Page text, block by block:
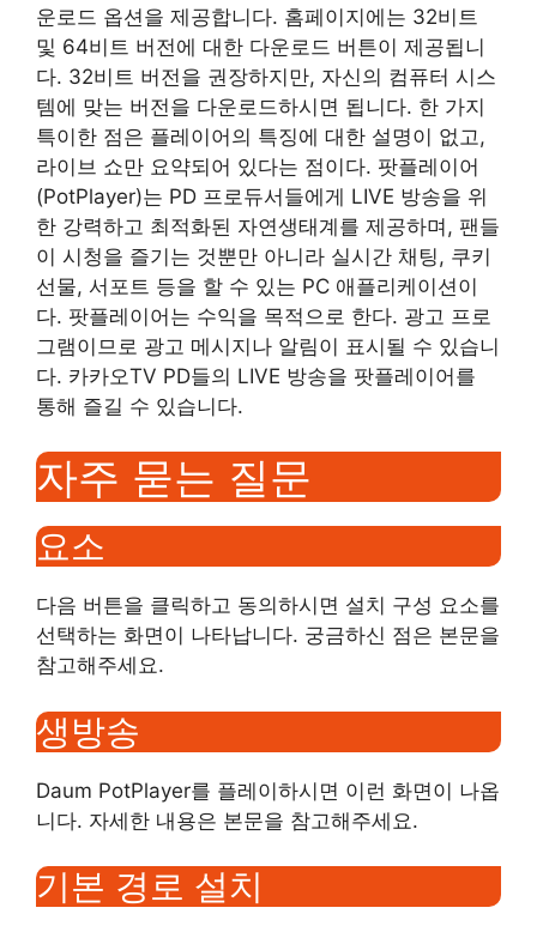
운로드 옵션을 제공합니다. 홈페이지에는 32비트
및 64비트 버전에 대한 다운로드 버튼이 제공됩니
다. 32비트 버전을 권장하지만, 자신의 컴퓨터 시스
템에 맞는 버전을 다운로드하시면 됩니다. 한 가지
특이한 점은 플레이어의 특징에 대한 설명이 없고,
라이브 쇼만 요약되어 있다는 점이다. 팟플레이어
(PotPlayer)는 PD 프로듀서들에게 LIVE 방송을 위
한 강력하고 최적화된 자연생태계를 제공하며, 팬들
이 시청을 즐기는 것뿐만 아니라 실시간 채팅, 쿠키
선물, 서포트 등을 할 수 있는 PC 애플리케이션이
다. 팟플레이어는 수익을 목적으로 한다. 광고 프로
그램이므로 광고 메시지나 알림이 표시될 수 있습니
다. 카카오TV PD들의 LIVE 방송을 팟플레이어를
통해 즐길 수 있습니다.
자주 묻는 질문
요소
다음 버튼을 클릭하고 동의하시면 설치 구성 요소를
선택하는 화면이 나타납니다. 궁금하신 점은 본문을
참고해주세요.
생방송
Daum PotPlayer를 플레이하시면 이런 화면이 나옵
니다. 자세한 내용은 본문을 참고해주세요.
기본 경로 설치